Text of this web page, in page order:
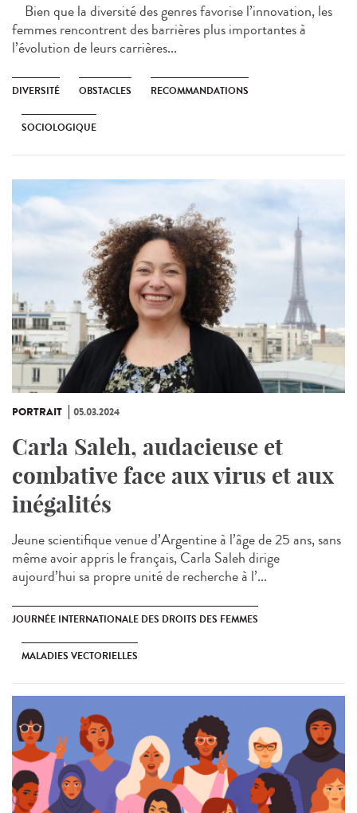
Bien que la diversité des genres favorise l’innovation, les
femmes rencontrent des barrières plus importantes à
l’évolution de leurs carrières...
DIVERSITÉ OBSTACLES RECOMMANDATIONS
SOCIOLOGIQUE
PORTRAIT 05.03.2024
Carla Saleh, audacieuse et
combative face aux virus et aux
inégalités
Jeune scientifique venue d’Argentine à l’âge de 25 ans, sans
même avoir appris le français, Carla Saleh dirige
aujourd’hui sa propre unité de recherche à l’...
JOURNÉE INTERNATIONALE DES DROITS DES FEMMES
MALADIES VECTORIELLES